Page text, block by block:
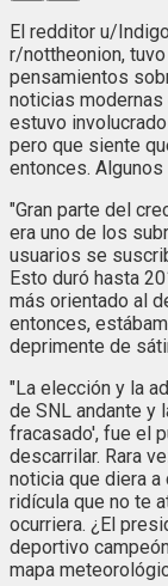
El redditor u/
r/nottheonion,
pensamientos
noticias modernas
estuvo
pero que siente
entonces.
"Gran parte del
era uno de los
usuarios se
Esto duró hasta
más orientado al
entonces,
deprimente de
"La elección y la
de SNL andante y
fracasado', fue el
descarrilar. Rara
noticia que diera a
ridícula que no te
ocurriera. ¿El
deportivo
mapa